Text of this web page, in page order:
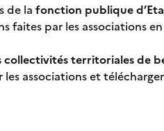
de la fonction publique
faites par les associations
territoriales de
associations et